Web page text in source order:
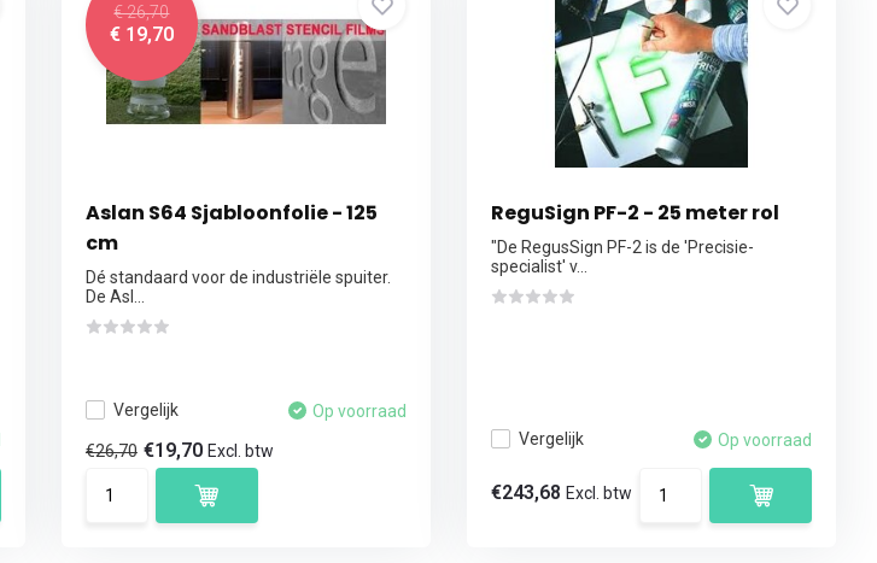
€ 26,70
€ 19,70
Aslan S64 Sjabloonfolie - 125
cm
Dé standaard voor de industriële spuiter.
De Asl...
Vergelijk Op voorraad
€26,70 €19,70 Excl. btw
ReguSign PF-2 - 25 meter rol
"De RegusSign PF-2 is de 'Precisie-
specialist' v...
Vergelijk Op voorraad
€243,68Excl. btw